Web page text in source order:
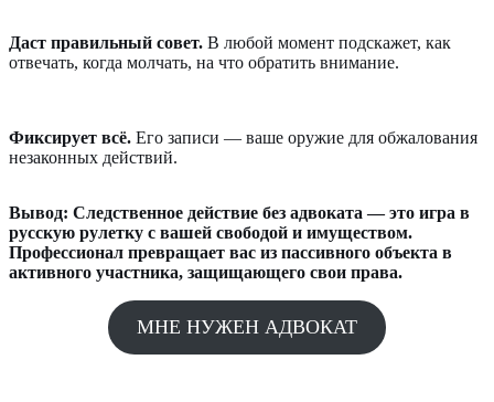
Даст правильный совет. В любой момент подскажет, как
отвечать, когда молчать, на что обратить внимание.
Фиксирует всё. Его записи — ваше оружие для обжалования
незаконных действий.
Вывод: Следственное действие без адвоката — это игра в
русскую рулетку с вашей свободой и имуществом.
Профессионал превращает вас из пассивного объекта в
активного участника, защищающего свои права.
МНЕ НУЖЕН АДВОКАТ